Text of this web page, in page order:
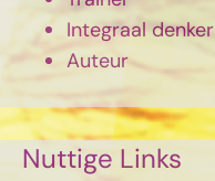
Integraal denker
Auteur
Nuttige Links